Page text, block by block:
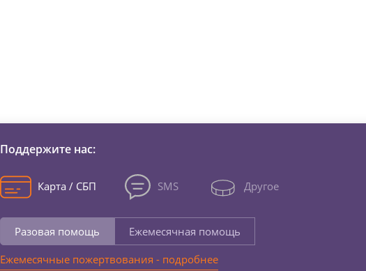
Поддержите нас:
Карта / СБП SMS Другое
Разовая помощь
Ежемесячная помощь
Ежемесячные пожертвования - подробнее